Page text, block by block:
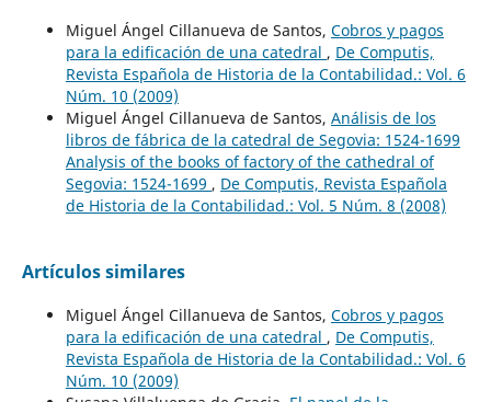
Miguel Ángel Cillanueva de Santos, Cobros y pagos
para la edificación de una catedral , De Computis,
Revista Española de Historia de la Contabilidad.: Vol. 6
Núm. 10 (2009)
Miguel Ángel Cillanueva de Santos, Análisis de los
libros de fábrica de la catedral de Segovia: 1524-1699
Analysis of the books of factory of the cathedral of
Segovia: 1524-1699 , De Computis, Revista Española
de Historia de la Contabilidad.: Vol. 5 Núm. 8 (2008)
Artículos similares
Miguel Ángel Cillanueva de Santos, Cobros y pagos
para la edificación de una catedral , De Computis,
Revista Española de Historia de la Contabilidad.: Vol. 6
Núm. 10 (2009)